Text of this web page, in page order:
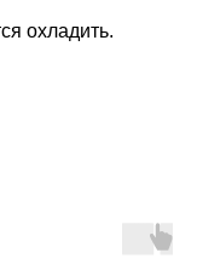
охладить.